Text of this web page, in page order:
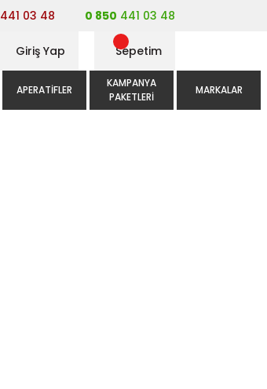
441 03 48 0 850 441 03 48
Giriş Yap Sepetim
APERATIFLER
KAMPANYA
PAKETLERI
MARKALAR